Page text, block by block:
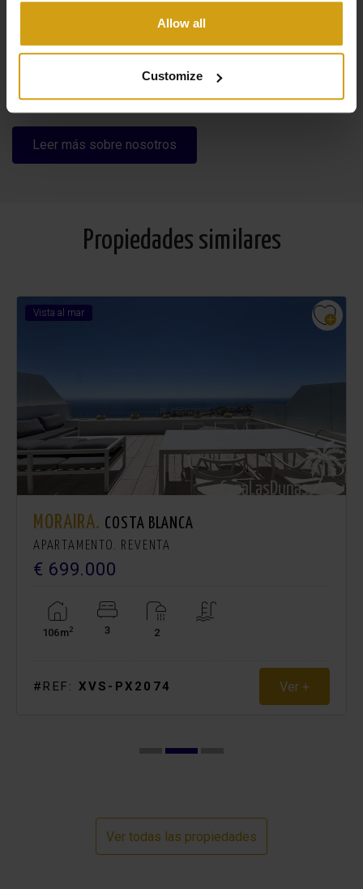
Allow all
Customize
Opciones flexibles para maximizar la rentabilidad de
su alquiler.
29 años de experiencia en el sector inmobiliario y de
gestión de propiedades.
Leer más sobre nosotros
Propiedades similares
Vista al mar
MORAIRA. COSTA BLANCA
APARTAMENTO. REVENTA
€ 699.000
106m2 3 2
#REF: XVS-PX2074 Ver +
Ver todas las propiedades